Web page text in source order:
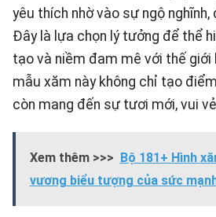
yêu thích nhờ vào sự ngộ
Đây là lựa chọn lý tưởng để thể
tạo và niềm đam mê với thế giới
mẫu xăm này không chỉ tạo
còn mang đến sự tươi mới, vui
Xem thêm >>> Bộ 181+ Hình
vương biểu tượng của sức